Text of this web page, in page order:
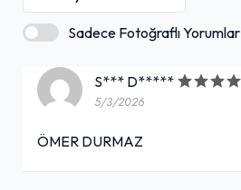
Sadece Fotoğraflı Yorumlar
S*** D*****
5/3/2026
ÖMER DURMAZ